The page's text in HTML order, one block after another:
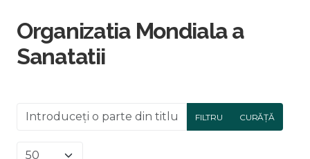
Organizatia Mondiala a
Sanatatii
Introduceți o parte din titlu. FILTRU CURĂȚĂ
Afișare #